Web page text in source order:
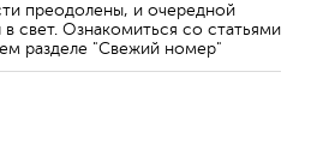
преодолены, и очередной
свет. Ознакомиться со статьями
разделе "Свежий номер"